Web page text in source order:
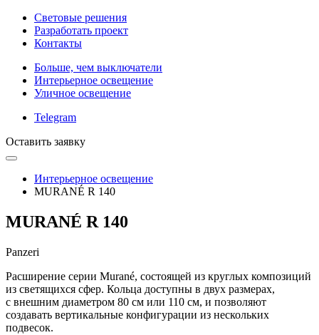
Световые решения
Разработать проект
Контакты
Больше, чем выключатели
Интерьерное освещение
Уличное освещение
Telegram
Оставить заявку
Интерьерное освещение
MURANÉ R 140
MURANÉ R 140
Panzeri
Расширение серии Murané, состоящей из круглых композиций
из светящихся сфер. Кольца доступны в двух размерах,
с внешним диаметром 80 см или 110 см, и позволяют
создавать вертикальные конфигурации из нескольких
подвесок.